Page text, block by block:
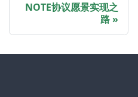
NOTE协议愿景实现之
路